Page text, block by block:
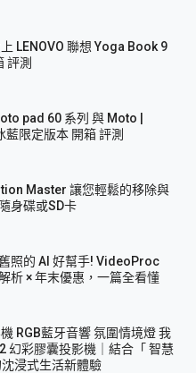
LENOVO 聯想 Yoga Book 9
評測
pad 60 系列 與 Moto |
限定版本 開箱 評測
Master 讓您輕鬆的移除與
身碟或SD卡
照的 AI 好幫手! VideoProc
析 × 年末優惠，一篇全看懂
RGB藍牙音響 氛圍情境燈 我
幻彩膠囊投影機｜結合「 智慧
浸式生活新體驗